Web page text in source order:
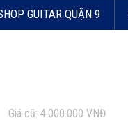
GUITAR QUẬN 9
Giá cũ: 4.000.000VNĐ